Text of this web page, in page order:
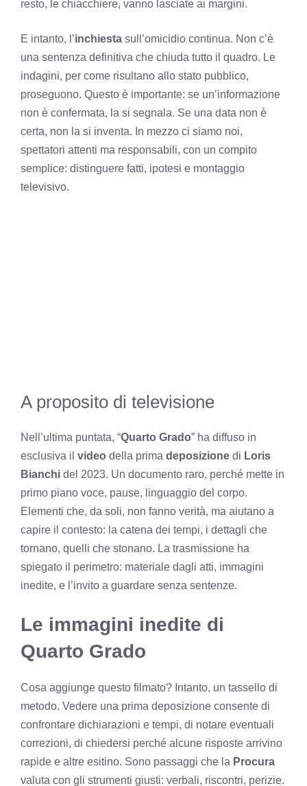
resto, le chiacchiere, vanno lasciate ai margini.
E intanto, l’inchiesta sull’omicidio continua. Non c’è
una sentenza definitiva che chiuda tutto il quadro. Le
indagini, per come risultano allo stato pubblico,
proseguono. Questo è importante: se un’informazione
non è confermata, la si segnala. Se una data non è
certa, non la si inventa. In mezzo ci siamo noi,
spettatori attenti ma responsabili, con un compito
semplice: distinguere fatti, ipotesi e montaggio
televisivo.
A proposito di televisione
Nell’ultima puntata, “Quarto Grado” ha diffuso in
esclusiva il video della prima deposizione di Loris
Bianchi del 2023. Un documento raro, perché mette in
primo piano voce, pause, linguaggio del corpo.
Elementi che, da soli, non fanno verità, ma aiutano a
capire il contesto: la catena dei tempi, i dettagli che
tornano, quelli che stonano. La trasmissione ha
spiegato il perimetro: materiale dagli atti, immagini
inedite, e l’invito a guardare senza sentenze.
Le immagini inedite di
Quarto Grado
Cosa aggiunge questo filmato? Intanto, un tassello di
metodo. Vedere una prima deposizione consente di
confrontare dichiarazioni e tempi, di notare eventuali
correzioni, di chiedersi perché alcune risposte arrivino
rapide e altre esitino. Sono passaggi che la Procura
valuta con gli strumenti giusti: verbali, riscontri, perizie.